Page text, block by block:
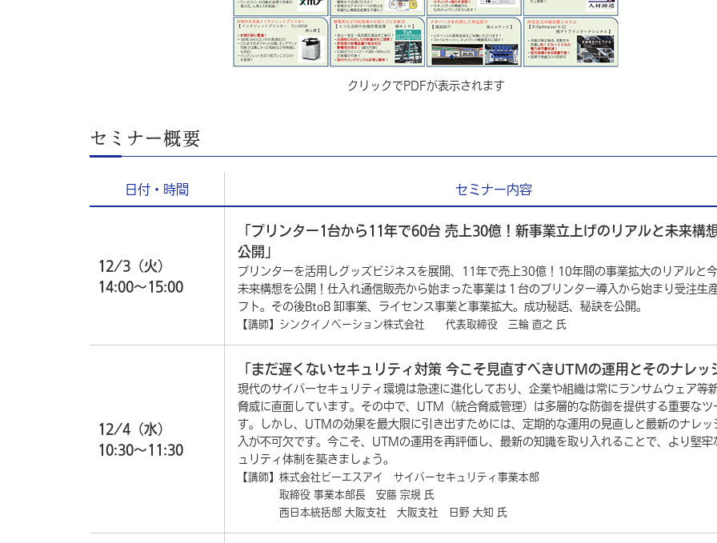
クリックでPDFが表示されます
セミナー概要
日付・時間 セミナー内容
12/3（火）
14:00～15:00
「プリンター1台から11年で60台 売上30億！新事業立上げのリアルと未来構
公開」
プリンターを活用しグッズビジネスを展開、11年で売上30億！10年間の事業拡大のリアルと
未来構想を公開！仕入れ通信販売から始まった事業は１台のプリンター導入から始まり受注生
フト。その後BtoB 卸事業、ライセンス事業と事業拡大。成功秘話、秘訣を公開。
【講師】シンクイノベーション株式会社 代表取締役 三輪 直之 氏
12/4（水）
10:30～11:30
「まだ遅くないセキュリティ対策 今こそ見直すべきUTMの運用とそのナレッ
現代のサイバーセキュリティ環境は急速に進化しており、企業や組織は常にランサムウェア等
脅威に直面しています。その中で、UTM（統合脅威管理）は多層的な防御を提供する重要なツ
す。しかし、UTMの効果を最大限に引き出すためには、定期的な運用の見直しと最新のナレッ
入が不可欠です。今こそ、UTMの運用を再評価し、最新の知識を取り入れることで、より堅牢
ュリティ体制を築きましょう。
【講師】 株式会社ピーエスアイ サイバーセキュリティ事業本部
取締役 事業本部長 安藤 宗規 氏
西日本統括部 大阪支社 大阪支社 日野 大知 氏